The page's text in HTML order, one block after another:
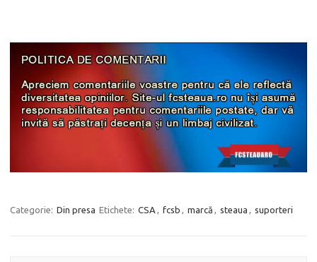
Categorie: Din presa Etichete: CSA , fcsb , marcă , steaua , suporteri